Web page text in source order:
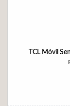
TCL Móvil